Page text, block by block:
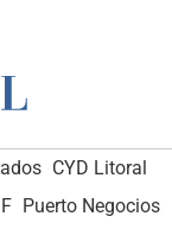
CYD Litoral
Puerto Negocios